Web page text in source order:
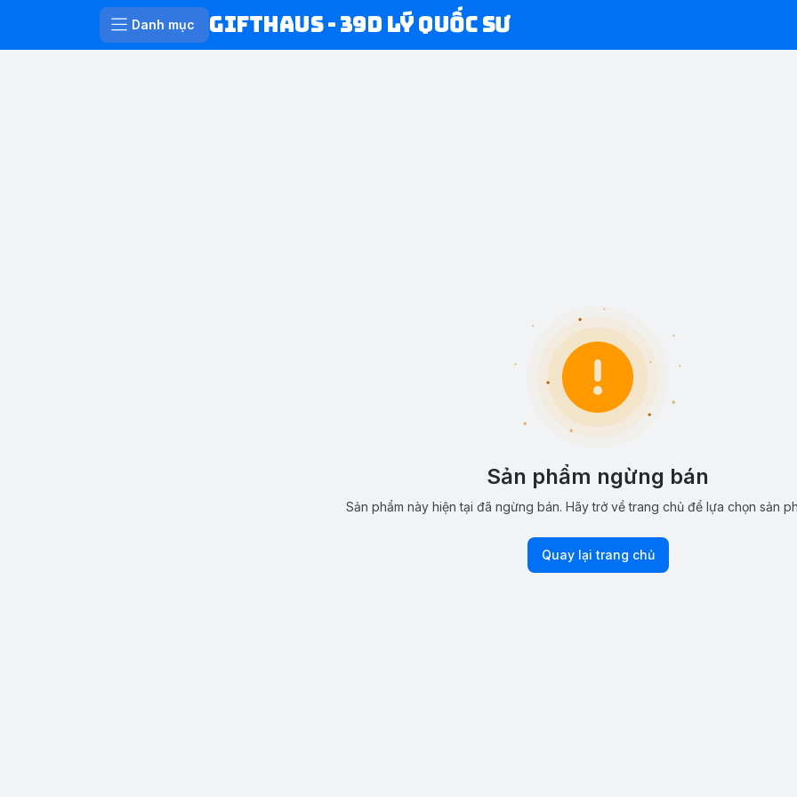
Danh mục Gifthaus - 39D Lý Quốc Sư
Sản phẩm ngừng bán
Sản phẩm này hiện tại đã ngừng bán. Hãy trở về trang chủ để lựa chọn sản
Quay lại trang chủ